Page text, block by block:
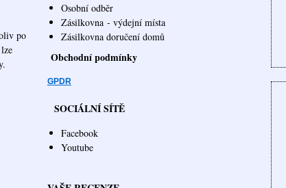
po
Osobní odběr
Zásilkovna - výdejní místa
Zásilkovna doručení domů
Obchodní podmínky
GPDR
SOCIÁLNÍ SÍTĚ
Facebook
Youtube